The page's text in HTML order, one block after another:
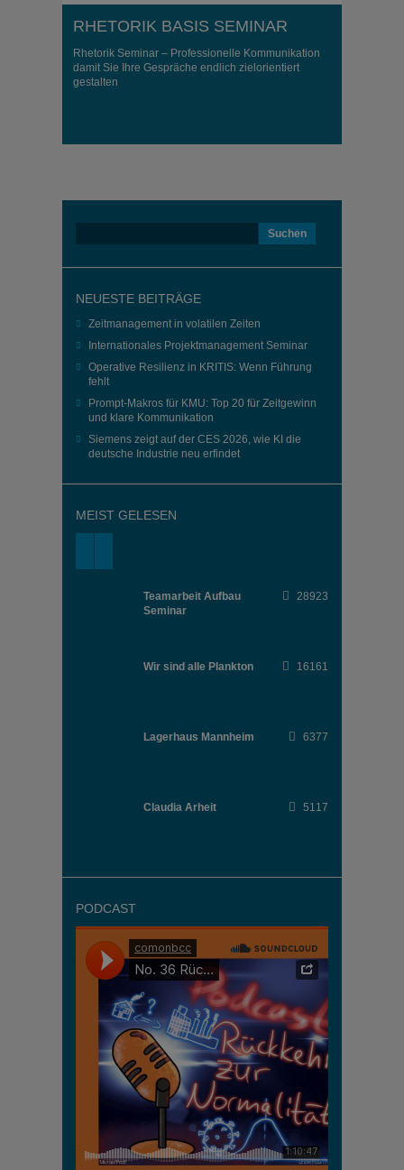
RHETORIK BASIS SEMINAR
Rhetorik Seminar – Professionelle Kommunikation
damit Sie Ihre Gespräche endlich zielorientiert
gestalten
NEUESTE BEITRÄGE
Zeitmanagement in volatilen Zeiten
Internationales Projektmanagement Seminar
Operative Resilienz in KRITIS: Wenn Führung
fehlt
Prompt-Makros für KMU: Top 20 für Zeitgewinn
und klare Kommunikation
Siemens zeigt auf der CES 2026, wie KI die
deutsche Industrie neu erfindet
MEIST GELESEN
Teamarbeit Aufbau
Seminar
28923
Wir sind alle Plankton 16161
Lagerhaus Mannheim 6377
Claudia Arheit 5117
PODCAST